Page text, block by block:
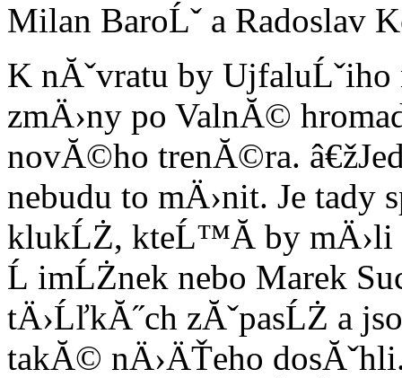
Milan BaroĹˇ a Radoslav
K nĂˇvratu by
zmÄ›ny po ValnĂ©
novĂ©ho trenĂ©ra.
nebudu to mÄ›nit. Je tady
klukĹŻ, kteĹ™Ă­ by mÄ›li
Ĺ imĹŻnek nebo Marek
tÄ›ĹľkĂ˝ch zĂˇpasĹŻ a
takĂ© nÄ›ÄŤeho